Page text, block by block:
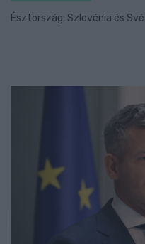
Észtország, Szlovénia és